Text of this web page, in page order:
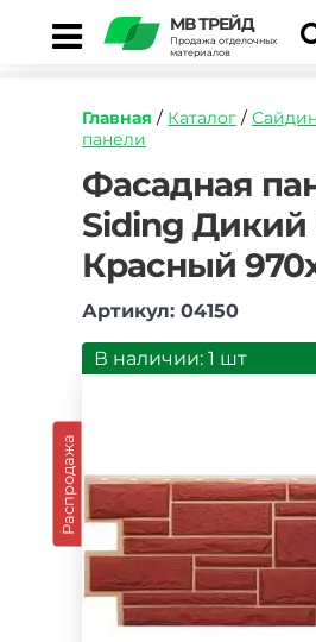
МВ ТРЕЙД
Продажа отделочных
материалов
Главная / Каталог /
панели
https://mvtrade.ru/
panel-
t-
siding-
dikiy-
kamen-
krasnyy.jpg
Фасадная
Siding Дикий
Красный
Артикул: 04150
Распродажа
В наличии: 1 шт